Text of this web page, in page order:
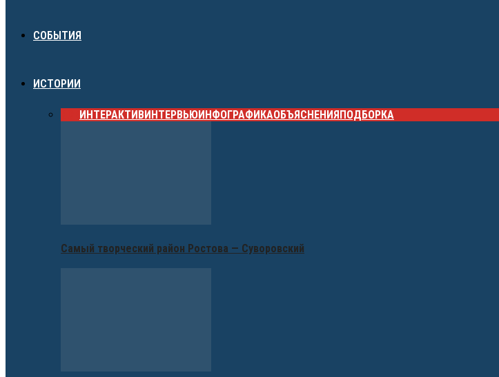
СОБЫТИЯ
ИСТОРИИ
ИНТЕРАКТИВИНТЕРВЬЮИНФОГРАФИКАОБЪЯСНЕНИЯПОДБОРКА
Самый творческий район Ростова — Суворовский